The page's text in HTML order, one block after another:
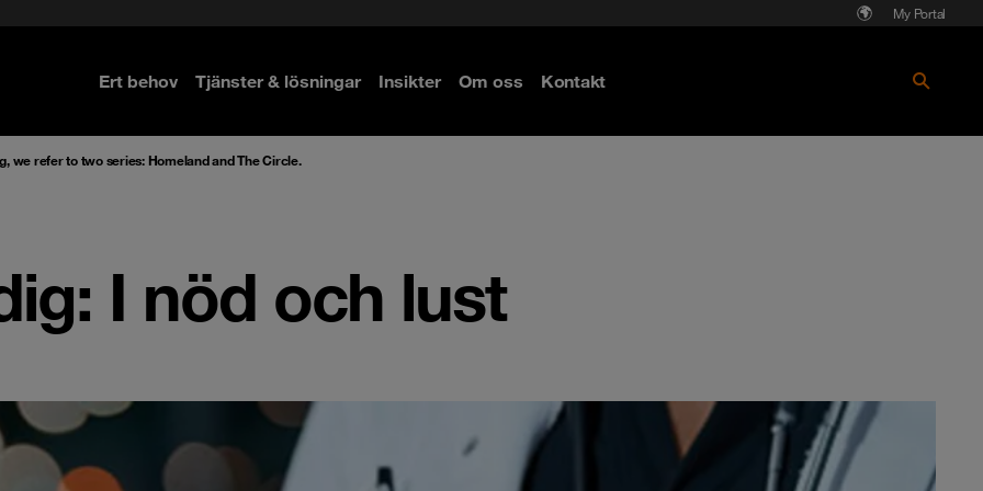
My Portal
Ert behov Tjänster & lösningar Insikter Om oss Kontakt
we refer to two series: Homeland and The Circle.
I nöd och lust